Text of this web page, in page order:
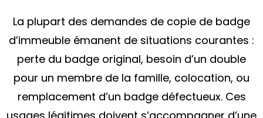
La plupart des demandes de copie de badge
d’immeuble émanent de situations courantes :
perte du badge original, besoin d’un double
pour un membre de la famille, colocation, ou
remplacement d’un badge défectueux. Ces